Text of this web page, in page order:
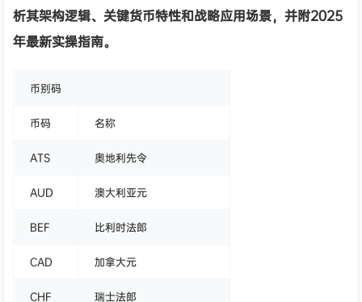
析其架构逻辑、关键货币特性和战略应用场景，并附2025
年最新实操指南。
币别码
币码 名称
ATS 奥地利先令
AUD 澳大利亚元
BEF 比利时法郎
CAD 加拿大元
CHF 瑞士法郎